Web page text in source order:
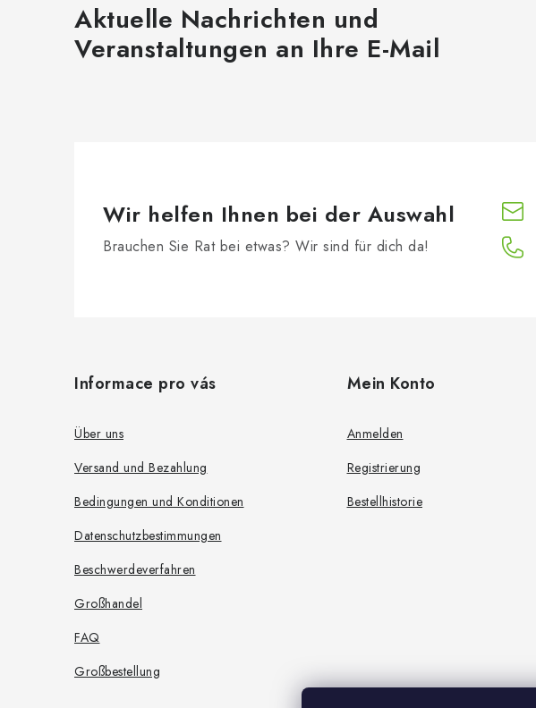
Aktuelle Nachrichten und
Veranstaltungen an Ihre E-Mail
Wir helfen Ihnen bei der Auswahl
Brauchen Sie Rat bei etwas? Wir sind für dich da!
Informace pro vás
Über uns
Versand und Bezahlung
Bedingungen und Konditionen
Datenschutzbestimmungen
Beschwerdeverfahren
Großhandel
FAQ
Großbestellung
Mein Konto
Anmelden
Registrierung
Bestellhistorie